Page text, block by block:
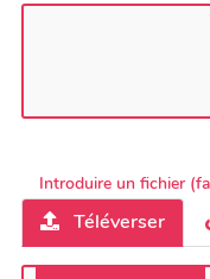
Introduire un fichier
Téléverser